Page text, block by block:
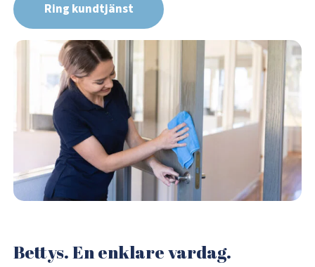
Ring kundtjänst
Bettys. En enklare vardag.